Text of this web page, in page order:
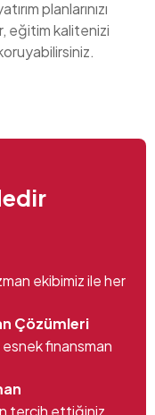
planlarınızı
eğitim kalitenizi
ekibimiz ile her
Çözümleri
esnek finansman
tercih ettiğiniz